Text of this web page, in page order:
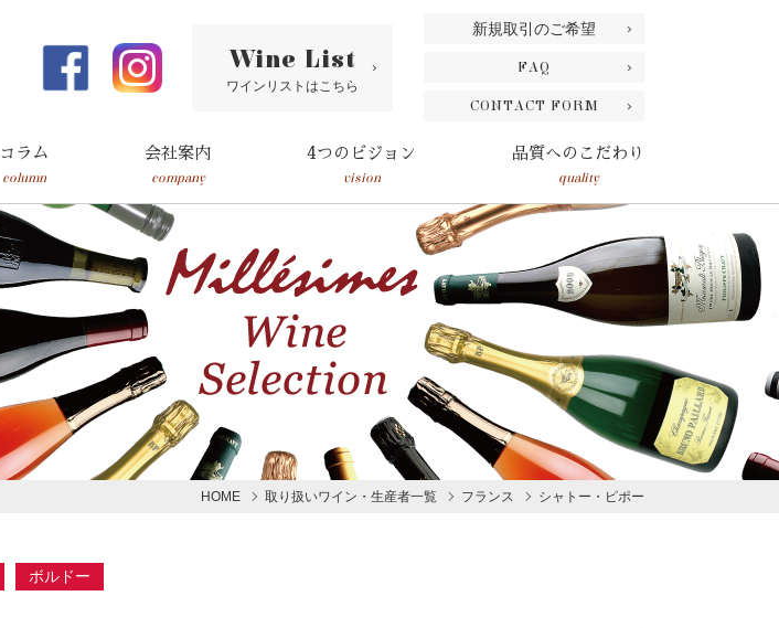
Wine List
ワインリストはこちら
新規取引のご希望
FAQ
CONTACT FORM
コラム
column
会社案内
company
4つのビジョン
vision
品質へのこだわり
quality
HOME 取り扱いワイン・生産者一覧 フランス シャトー・ピポー
ボルドー